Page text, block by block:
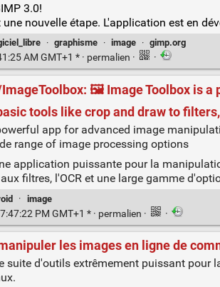
3.0!
une nouvelle étape. L'application est en
· graphisme · image · gimp.org
AM GMT+1 * · permalien · ·
🖼️ Image Toolbox is
tools like crop and draw to
app for advanced image
range of image processing options
application puissante pour la
filtres, l'OCR et une large gamme
· image
PM GMT+1 * · permalien · ·
les images en ligne de
suite d'outils extrêmement puissant pour